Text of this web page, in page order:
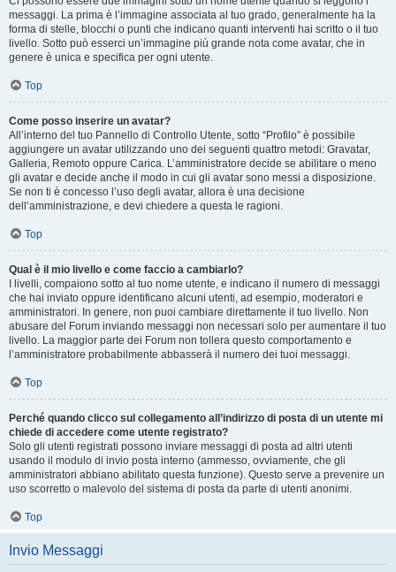
messaggi. La prima è l’immagine associata al tuo grado, generalmente ha la
forma di stelle, blocchi o punti che indicano quanti interventi hai scritto o il tuo
livello. Sotto può esserci un’immagine più grande nota come avatar, che in
genere è unica e specifica per ogni utente.
Top
Come posso inserire un avatar?
All’interno del tuo Pannello di Controllo Utente, sotto “Profilo” è possibile
aggiungere un avatar utilizzando uno dei seguenti quattro metodi: Gravatar,
Galleria, Remoto oppure Carica. L’amministratore decide se abilitare o meno
gli avatar e decide anche il modo in cui gli avatar sono messi a disposizione.
Se non ti è concesso l’uso degli avatar, allora è una decisione
dell’amministrazione, e devi chiedere a questa le ragioni.
Top
Qual è il mio livello e come faccio a cambiarlo?
I livelli, compaiono sotto al tuo nome utente, e indicano il numero di messaggi
che hai inviato oppure identificano alcuni utenti, ad esempio, moderatori e
amministratori. In genere, non puoi cambiare direttamente il tuo livello. Non
abusare del Forum inviando messaggi non necessari solo per aumentare il tuo
livello. La maggior parte dei Forum non tollera questo comportamento e
l’amministratore probabilmente abbasserà il numero dei tuoi messaggi.
Top
Perché quando clicco sul collegamento all’indirizzo di posta di un utente mi
chiede di accedere come utente registrato?
Solo gli utenti registrati possono inviare messaggi di posta ad altri utenti
usando il modulo di invio posta interno (ammesso, ovviamente, che gli
amministratori abbiano abilitato questa funzione). Questo serve a prevenire un
uso scorretto o malevolo del sistema di posta da parte di utenti anonimi.
Top
Invio Messaggi